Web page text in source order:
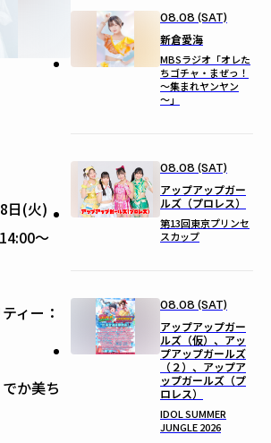
日(火)
〜
ィー：
か美ち
08.08 (SAT)
新倉愛海
MBSラジオ「オレた
ちゴチャ・まぜっ！
～集まれヤンヤン
～」
08.08 (SAT)
アップアップガー
ルズ（プロレス）
第13回東京プリンセ
スカップ
08.08 (SAT)
アップアップガー
ルズ（仮）、アッ
プアップガールズ
（２）、アップア
ップガールズ（プ
ロレス）
IDOL SUMMER
JUNGLE 2026